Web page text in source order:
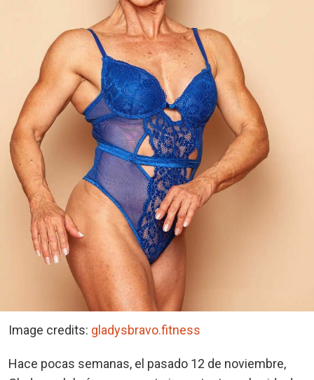
Image credits: gladysbravo.fitness
Hace pocas semanas, el pasado 12 de noviembre,